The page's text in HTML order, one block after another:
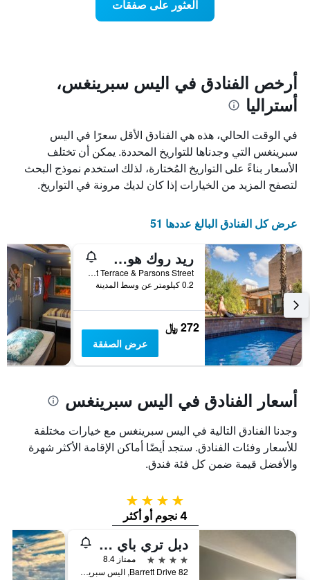
المخطط
1
محور
Y
الذي
يعرض
متوسط
سعر
غرفة
في
نهاية
هذا
الأسبوع
خلال
آخر
3
أيام
محور
الذي
يعرض
عدد
الأيام
قبل
الإقامة
يتضمن
التالي
1
محور
Y
الذي
يعرض
متوسط
سعر
غرفة
العثور على صفقات
أرخص الفنادق في اليس سبرينغس،
أستراليا
في الوقت الحالي، هذه هي الفنادق الأقل سعرًا في اليس
سبرينغس التي وجدناها للتواريخ المحددة. يمكن أن تختلف
الأسعار بناءً على التواريخ المُختارة، لذلك استخدم نموذج البحث
لتصفح المزيد من الخيارات إذا كان لديك مرونة في التواريخ.
عرض كل الفنادق البالغ عددها 51
ريد روك هوستل
Cnr Leichhardt Terrace & Parsons Street, اليس سبرينغس, NT, أستراليا
0.2 كيلومتر عن وسط المدينة
272 ﷼
عرض الصفقة
أسعار الفنادق في اليس سبرينغس
وجدنا الفنادق التالية في اليس سبرينغس مع خيارات مختلفة
للأسعار وفئات الفنادق. ستجد أيضًا أماكن الإقامة الأكثر شهرة
والأفضل قيمة ضمن كل فئة فندق.
4 نجوم
4 نجوم أو أكثر
دبل تري باي هيلتون أليس سبرنجز
4 نجوم
ممتاز 8.4
82 Barrett Drive, اليس سبرينغس, NT, أستراليا